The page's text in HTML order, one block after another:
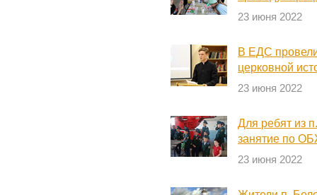
23 июня 2022
В ЕДС
церковной
23 июня 2022
Для ребят из
занятие по
23 июня 2022